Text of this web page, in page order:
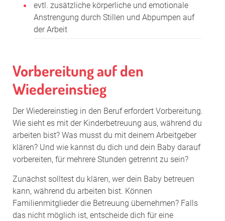
evtl. zusätzliche körperliche und emotionale
Anstrengung durch Stillen und Abpumpen auf
der Arbeit
Vorbereitung auf den
Wiedereinstieg
Der Wiedereinstieg in den Beruf erfordert Vorbereitung.
Wie sieht es mit der Kinderbetreuung aus, während du
arbeiten bist? Was musst du mit deinem Arbeitgeber
klären? Und wie kannst du dich und dein Baby darauf
vorbereiten, für mehrere Stunden getrennt zu sein?
Zunächst solltest du klären, wer dein Baby betreuen
kann, während du arbeiten bist. Können
Familienmitglieder die Betreuung übernehmen? Falls
das nicht möglich ist, entscheide dich für eine